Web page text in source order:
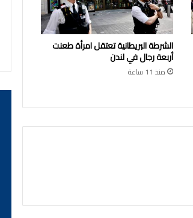
الشرطة البريطانية تعتقل امرأة طعنت
أربعة رجال في لندن
منذ 11 ساعة